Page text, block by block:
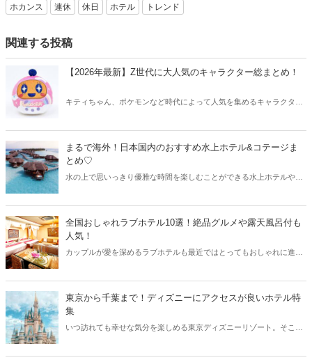
ホカンス 連休 休日 ホテル トレンド
関連する投稿
【2026年最新】Z世代に大人気のキャラクター総まとめ！
キティちゃん、ポケモンなど時代によって人気を集めるキャラクター
クしてみましょう。
まるで海外！日本国内のおすすめ水上ホテル&コテージま
とめ♡
水の上で思いっきり優雅な時間を楽しむことができる水上ホテルやコ
が落ち着いたら訪れたい海外の水上ホテルをご紹介します♪
全国おしゃれラブホテル10選！絶品グルメや露天風呂付も
人気！
カップルが愛を深めるラブホテルも最近ではとってもおしゃれに進化
東京から千葉まで！ディズニーにアクセスが良いホテル特
集
いつ訪れても幸せな気分を楽しめる東京ディズニーリゾート。そこで